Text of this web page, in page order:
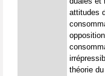
attitudes
théorie